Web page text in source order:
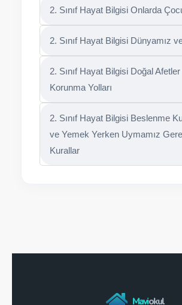
2. Sınıf Hayat Bilgisi Onlarda
2. Sınıf Hayat Bilgisi Dünyamız
2. Sınıf Hayat Bilgisi Doğal
Korunma Yolları
2. Sınıf Hayat Bilgisi Beslenme
ve Yemek Yerken Uymamız
Kurallar
Maviokul